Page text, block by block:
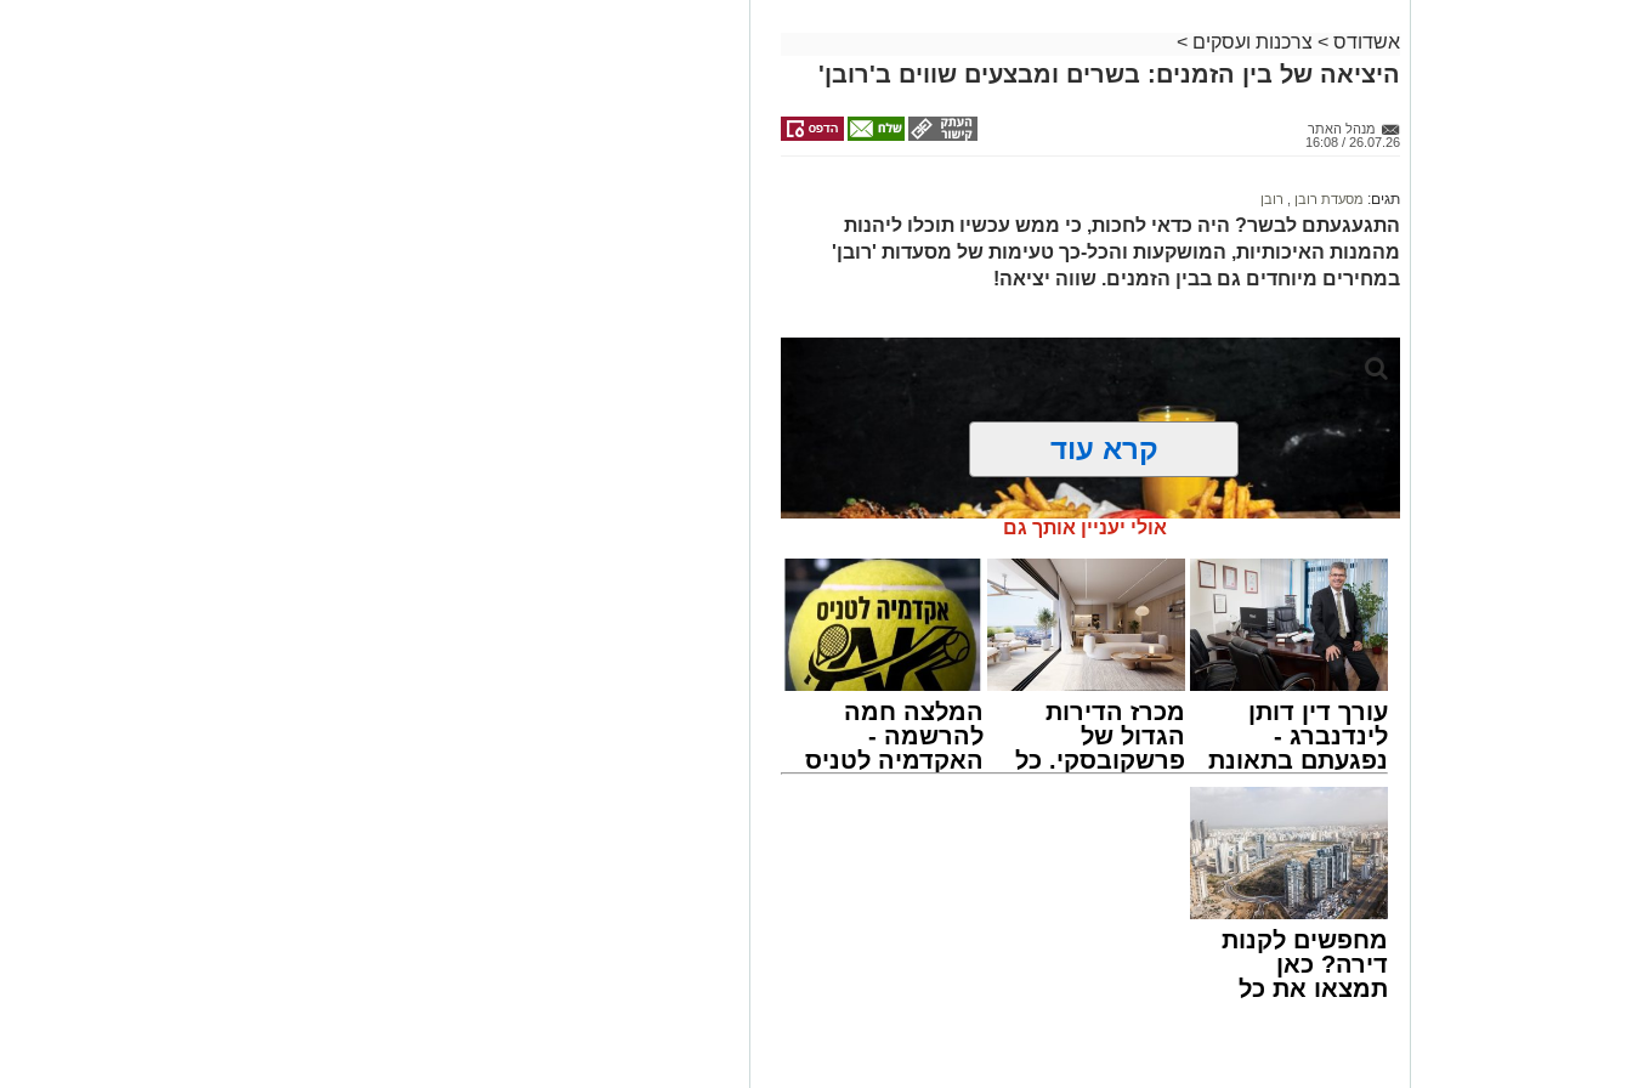
אשדודס > צרכנות ועסקים >
היציאה של בין הזמנים: בשרים ומבצעים שווים ב'רובן'
מנהל האתר
26.07.26 / 16:08
תגים: מסעדת רובן רובן
התגעגעתם לבשר? היה כדאי לחכות, כי ממש עכשיו תוכלו ליהנות
מהמנות האיכותיות, המושקעות והכל-כך טעימות של מסעדות 'רובן'
במחירים מיוחדים גם בבין הזמנים. שווה יציאה!
אכלתם בשר, ועכשיו הכתבה הזאת. אנחנו יודעים שהיא תגרום לקיבה שלכם
להתגעגע עד כאב לבורגר לוהט ועסיסי, נוטף טעם וארומה, שמתפנק לו בתוך
לחמניה שיצאה זה עתה מהתנור, קראנצ'ית מבחוץ ורכה מבפנים, כשהוא עטוף
באהבה באוסף רטבים פיקנטיים מופלאים. אז למה אנחנו עושים לכם את זה? רק כי
אנחנו נשמות טובות וחשוב לנו שבתום ימי ההתרחקות מכל בקר ועוף, תדעו בדיוק
לאן ללכת ולא תבזבזו את זמנכם על התלבטויות מיותרות. כאלה אנחנו, אנשי
בשורות. ובשרים.
קרא עוד
אולי יעניין אותך גם
עורך דין דותן
לינדנברג -
נפגעתם בתאונת
דרכים לחצו
לכם
מכרז הדירות
הגדול של
פרשקובסקי. כל
המלצה חמה
להרשמה -
האקדמיה לטניס
מחפשים לקנות
דירה? כאן
תמצאו את כל